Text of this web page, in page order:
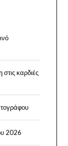
καρδιές
2026